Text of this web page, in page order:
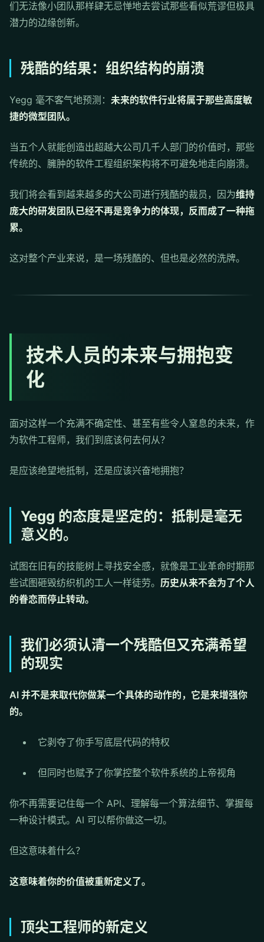
们无法像小团队那样肆无忌惮地去尝试那些看似荒谬但极具
潜力的边缘创新。
残酷的结果：组织结构的崩溃
Yegg 毫不客气地预测： 未来的软件行业将属于那些高度敏
捷的微型团队。
当五个人就能创造出超越大公司几千人部门的价值时，那些
传统的、臃肿的软件工程组织架构将不可避免地走向崩溃。
我们将会看到越来越多的大公司进行残酷的裁员，因为维持
庞大的研发团队已经不再是竞争力的体现，反而成了一种拖
累。
这对整个产业来说，是一场残酷的、但也是必然的洗牌。
技术人员的未来与拥抱变
化
面对这样一个充满不确定性、甚至有些令人窒息的未来，作
为软件工程师，我们到底该何去何从？
是应该绝望地抵制，还是应该兴奋地拥抱？
Yegg 的态度是坚定的：抵制是毫无
意义的。
试图在旧有的技能树上寻找安全感，就像是工业革命时期那
些试图砸毁纺织机的工人一样徒劳。 历史从来不会为了个人
的眷恋而停止转动。
我们必须认清一个残酷但又充满希望
的现实
AI 并不是来取代你做某一个具体的动作的，它是来增强你
的。
它剥夺了你手写底层代码的特权
但同时也赋予了你掌控整个软件系统的上帝视角
你不再需要记住每一个 API、理解每一个算法细节、掌握每
一种设计模式。AI 可以帮你做这一切。
但这意味着什么？
这意味着你的价值被重新定义了。
顶尖工程师的新定义